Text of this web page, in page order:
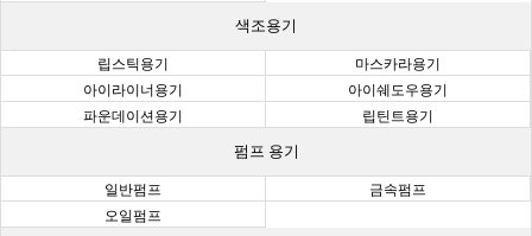
색조용기
립스틱용기
마스카라용기
아이라이너용기
아이쉐도우용기
파운데이션용기
립틴트용기
펌프 용기
일반펌프
금속펌프
오일펌프